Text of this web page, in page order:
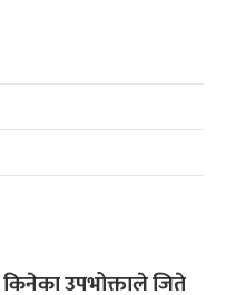
उपभोक्ताले जिते